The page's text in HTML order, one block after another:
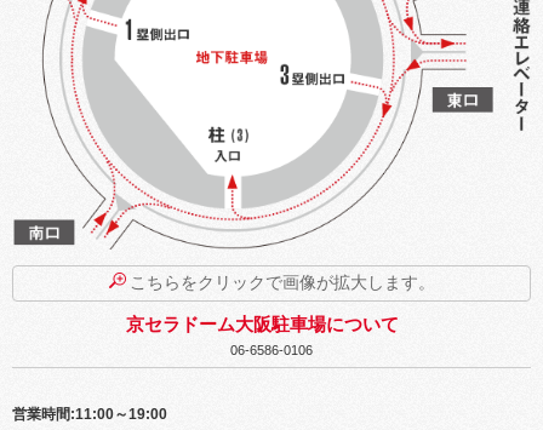
こちらをクリックで画像が拡大します。
京セラドーム大阪駐車場について
06-6586-0106
営業時間:11:00～19:00